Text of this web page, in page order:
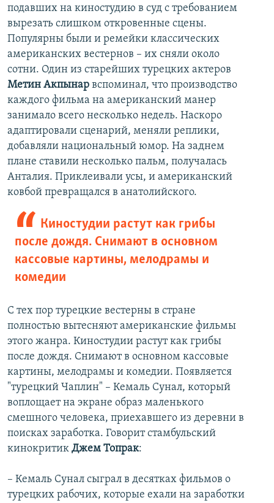
подавших на киностудию в суд с требованием
вырезать слишком откровенные сцены.
Популярны были и ремейки классических
американских вестернов – их сняли около
сотни. Один из старейших турецких актеров
Метин Акпынар вспоминал, что производство
каждого фильма на американский манер
занимало всего несколько недель. Наскоро
адаптировали сценарий, меняли реплики,
добавляли национальный юмор. На заднем
плане ставили несколько пальм, получалась
Анталия. Приклеивали усы, и американский
ковбой превращался в анатолийского.
Киностудии растут как грибы
после дождя. Снимают в основном
кассовые картины, мелодрамы и
комедии
С тех пор турецкие вестерны в стране
полностью вытесняют американские фильмы
этого жанра. Киностудии растут как грибы
после дождя. Снимают в основном кассовые
картины, мелодрамы и комедии. Появляется
"турецкий Чаплин" – Кемаль Сунал, который
воплощает на экране образ маленького
смешного человека, приехавшего из деревни в
поисках заработка. Говорит стамбульский
кинокритик Джем Топрак:
– Кемаль Сунал сыграл в десятках фильмов о
турецких рабочих, которые ехали на заработки